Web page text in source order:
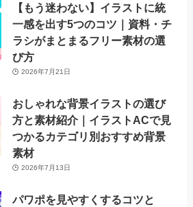
【もう迷わない】イラストに統
一感を出す5つのコツ｜資料・チ
ラシがまとまるフリー素材の選
び方
2026年7月21日
おしゃれな背景イラストの選び
方と素材紹介｜イラストACで見
つかるカテゴリ別おすすめ背景
素材
2026年7月13日
パワポを見やすくするコツと